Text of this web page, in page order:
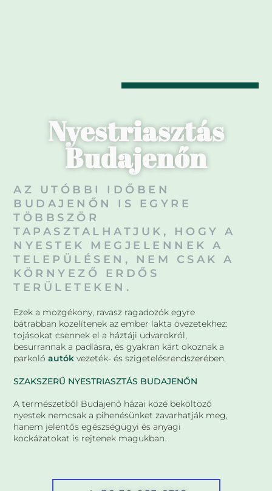
Nyestriasztás
Budajenőn
AZ UTÓBBI IDŐBEN
BUDAJENŐN IS EGYRE
TÖBBSZÖR
TAPASZTALHATJUK, HOGY A
NYESTEK MEGJELENNEK A
TELEPÜLÉSEN, NEM CSAK A
KÖRNYEZŐ ERDŐS
TERÜLETEKEN.
Ezek a mozgékony, ravasz ragadozók egyre
bátrabban közelítenek az ember lakta övezetekhez:
tojásokat csennek el a háztáji udvarokról,
besurrannak a padlásra, és gyakran kárt okoznak a
parkolóautók vezeték- és szigetelésrendszerében.
SZAKSZERŰ NYESTRIASZTÁS BUDAJENŐN
A természetből Budajenő házai közé beköltöző
nyestek nemcsak a pihenésünket zavarhatják meg,
hanem jelentős egészségügyi és anyagi
kockázatokat is rejtenek magukban.